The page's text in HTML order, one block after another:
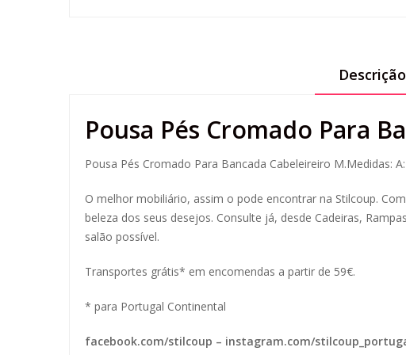
Descrição
Pousa Pés Cromado Para
Pousa Pés Cromado Para Bancada Cabeleireiro M.Medidas:
O melhor mobiliário, assim o pode encontrar na Stilcoup.
beleza dos seus desejos. Consulte já, desde Cadeiras,
salão possível.
Transportes grátis* em encomendas a partir de 59€.
* para Portugal Continental
facebook.com/stilcoup – instagram.com/